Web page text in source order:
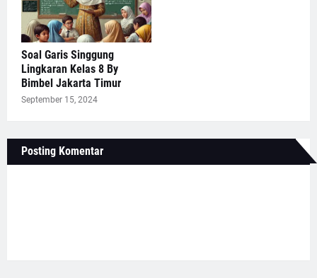
Soal Garis Singgung
Lingkaran Kelas 8 By
Bimbel Jakarta Timur
September 15, 2024
Posting Komentar